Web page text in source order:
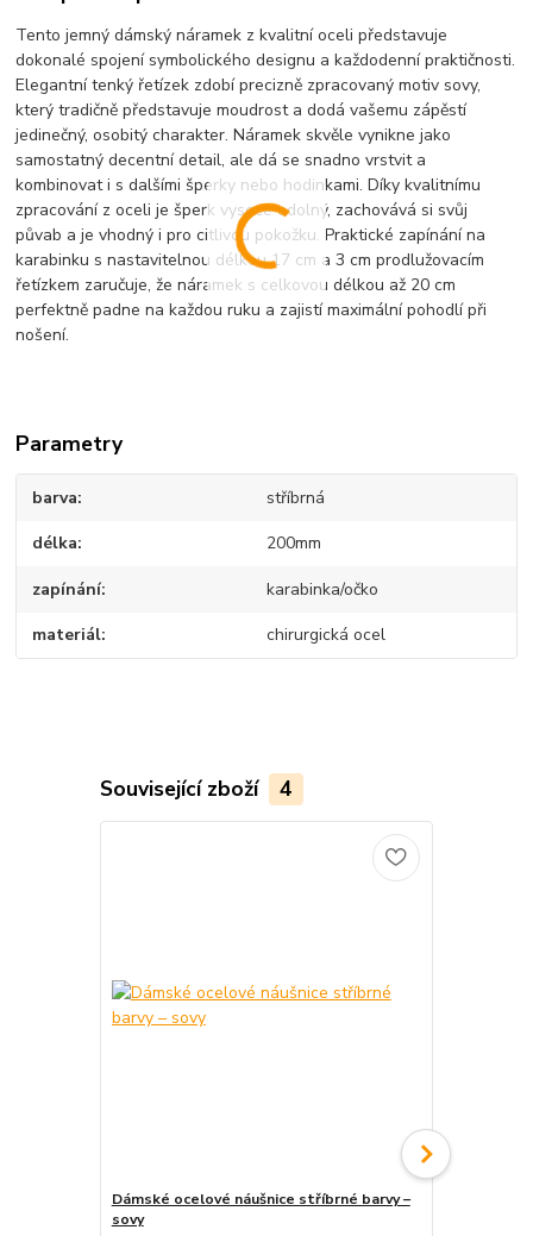
Tento jemný dámský náramek z kvalitní oceli představuje
dokonalé spojení symbolického designu a každodenní praktičnosti.
Elegantní tenký řetízek zdobí precizně zpracovaný motiv sovy,
který tradičně představuje moudrost a dodá vašemu zápěstí
jedinečný, osobitý charakter. Náramek skvěle vynikne jako
samostatný decentní detail, ale dá se snadno vrstvit a
kombinovat i s dalšími šperky nebo hodinkami. Díky kvalitnímu
zpracování z oceli je šperk vysoce odolný, zachovává si svůj
půvab a je vhodný i pro citlivou pokožku. Praktické zapínání na
karabinku s nastavitelnou délkou 17 cm a 3 cm prodlužovacím
řetízkem zaručuje, že náramek s celkovou délkou až 20 cm
perfektně padne na každou ruku a zajistí maximální pohodlí při
nošení.
Parametry
barva stříbrná
délka 200mm
zapínání karabinka/očko
materiál chirurgická ocel
Související zboží 4
Dámské ocelové náušnice stříbrné barvy –
sovy